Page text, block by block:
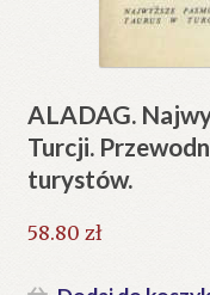
ALADAG.
Turcji.
turystów.
58.80 zł